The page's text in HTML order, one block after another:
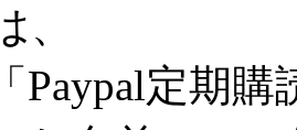
、
Paypal定期購